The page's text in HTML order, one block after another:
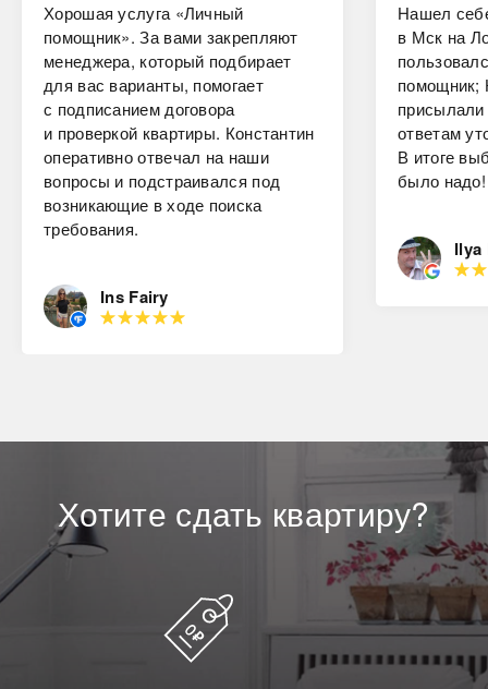
Хорошая услуга «Личный
помощник». За вами закрепляют
менеджера, который подбирает
для вас варианты, помогает
с подписанием договора
и проверкой квартиры. Константин
оперативно отвечал на наши
вопросы и подстраивался под
возникающие в ходе поиска
требования.
Ins Fairy
Нашел
в Мск на
помощник;
ответам
В итоге
было надо!
Ilya
Хотите сдать квартиру?